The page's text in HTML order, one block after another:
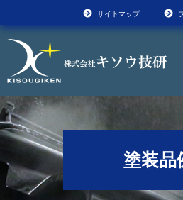
サイトマップ
塗装品